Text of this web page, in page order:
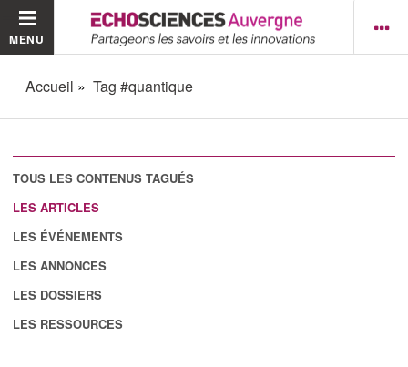
MENU
Accueil Tag #quantique
TOUS LES CONTENUS TAGUÉS
LES ARTICLES
LES ÉVÉNEMENTS
LES ANNONCES
LES DOSSIERS
LES RESSOURCES